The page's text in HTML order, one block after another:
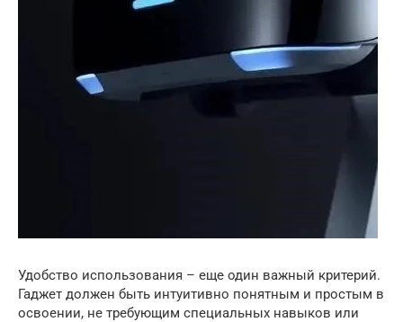
Удобство использования – еще один важный критерий.
Гаджет должен быть интуитивно понятным и простым в
освоении, не требующим специальных навыков или